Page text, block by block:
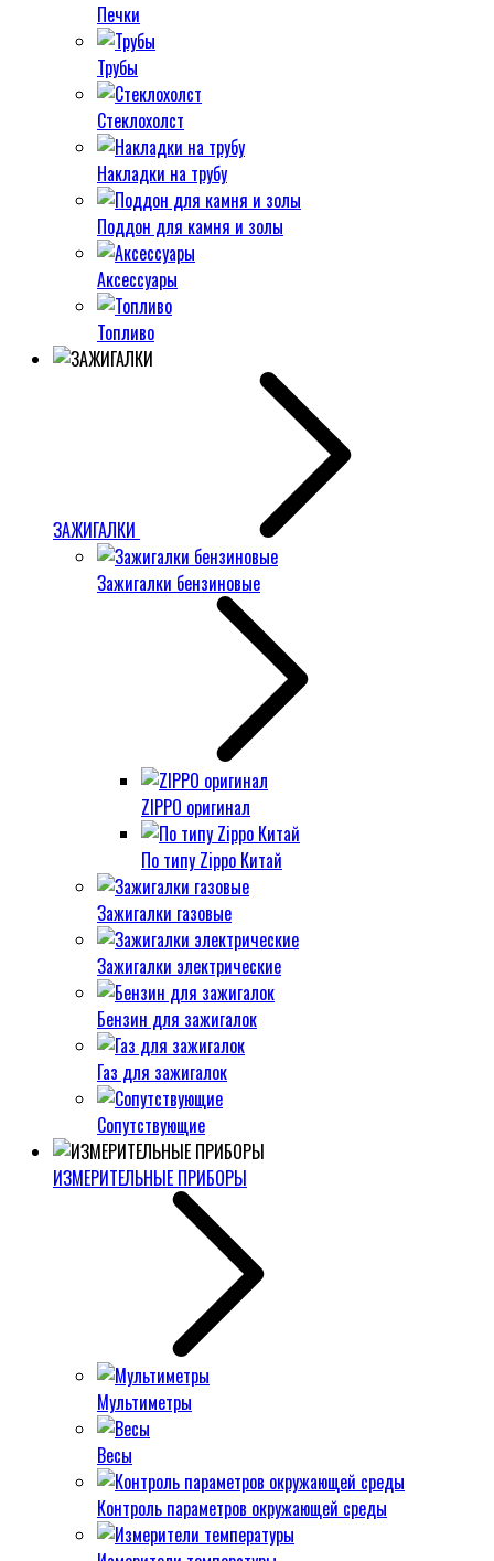
Печки
Трубы
Стеклохолст
Накладки на трубу
Поддон для камня и золы
Аксессуары
Топливо
ЗАЖИГАЛКИ
Зажигалки бензиновые
ZIPPO оригинал
По типу Zippo Китай
Зажигалки газовые
Зажигалки электрические
Бензин для зажигалок
Газ для зажигалок
Сопутствующие
ИЗМЕРИТЕЛЬНЫЕ ПРИБОРЫ
Мультиметры
Весы
Контроль параметров окружающей среды